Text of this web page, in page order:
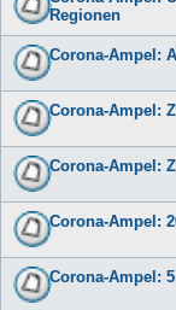
Regionen
Corona-Ampel:
Corona-Ampel:
Corona-Ampel:
Corona-Ampel:
Corona-Ampel: